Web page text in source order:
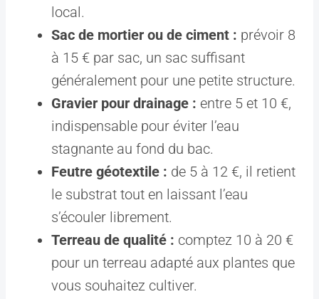
local.
Sac de mortier ou de ciment : prévoir 8
à 15 € par sac, un sac suffisant
généralement pour une petite structure.
Gravier pour drainage : entre 5 et 10 €,
indispensable pour éviter l’eau
stagnante au fond du bac.
Feutre géotextile : de 5 à 12 €, il retient
le substrat tout en laissant l’eau
s’écouler librement.
Terreau de qualité : comptez 10 à 20 €
pour un terreau adapté aux plantes que
vous souhaitez cultiver.